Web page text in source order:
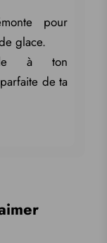
pour
glace.
le à ton
de ta